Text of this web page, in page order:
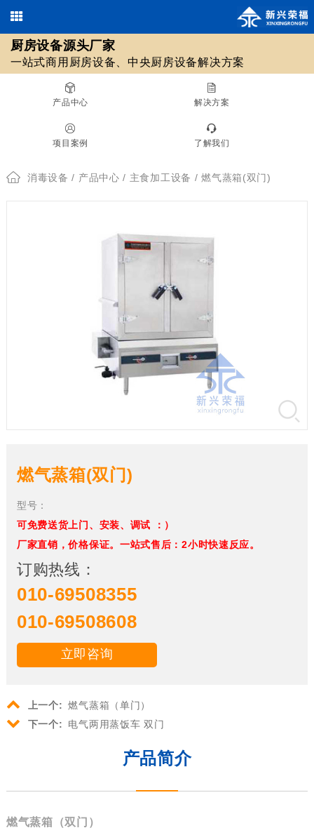
欢迎光临北京新兴荣福厨房设备有限公司，优质
厨房设备源头厂家
一站式商用厨房设备、中央厨房设备解决方案
13911590461 / 18511561620
010-69508355 / 010-69508608
厨房设备源头厂家
一站式商用厨房设备、中央厨房设备解决方案
产品中心 解决方案
项目案例 了解我们
消毒设备 / 产品中心 / 主食加工设备 / 燃气蒸箱(双门)
燃气蒸箱(双门)
型号：
可免费送货上门、安装、调试 ：）
厂家直销，价格保证。一站式售后：2小时快速反应。
订购热线：
010-69508355
010-69508608
立即咨询
上一个: 燃气蒸箱（单门）
下一个:
电气两用蒸饭车 双门
产品简介
燃气蒸箱（双门）